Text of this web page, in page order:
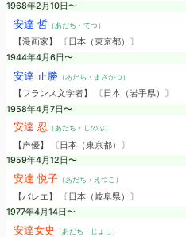
1968年2月10日〜
安達 哲（あだち・てつ）
【漫画家】 〔日本（東京都）〕
1944年4月6日〜
安達 正勝（あだち・まさかつ）
【フランス文学者】 〔日本（岩手県）〕
1958年4月7日〜
安達 忍 （あだち・しのぶ）
【声優】 〔日本（東京都）〕
1959年4月12日〜
安達 悦子（あだち・えつこ）
【バレエ】 〔日本（岐阜県）〕
1977年4月14日〜
安達女史 （あだち・じょし）